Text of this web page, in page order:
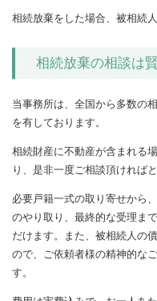
相続放棄をした場合、被相続
相続放棄の相談は
当事務所は、全国から多数の
を有しております。
相続財産に不動産が含まれる
り、是非一度ご相談頂ければと
必要戸籍一式の取り寄せから
のやり取り、最終的な受理ま
だけます。また、被相続人の
ので、ご依頼者様の精神的な
す。